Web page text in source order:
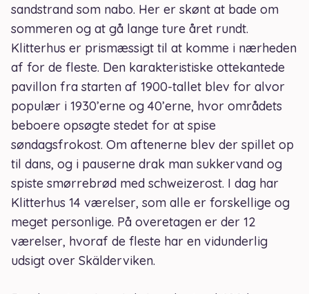
sandstrand som nabo. Her er skønt at bade om
sommeren og at gå lange ture året rundt.
Klitterhus er prismæssigt til at komme i nærheden
af for de fleste. Den karakteristiske ottekantede
pavillon fra starten af 1900-tallet blev for alvor
populær i 1930’erne og 40’erne, hvor områdets
beboere opsøgte stedet for at spise
søndagsfrokost. Om aftenerne blev der spillet op
til dans, og i pauserne drak man sukkervand og
spiste smørrebrød med schweizerost. I dag har
Klitterhus 14 værelser, som alle er forskellige og
meget personlige. På overetagen er der 12
værelser, hvoraf de fleste har en vidunderlig
udsigt over Skälderviken.